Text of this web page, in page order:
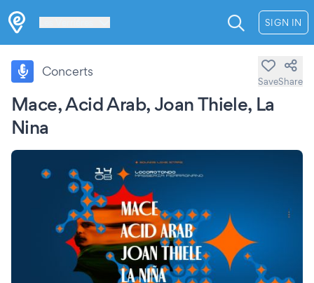
SIGN IN
Mace, Acid Arab, Joan Thiele, La
Nina
Concerts
SaveShare